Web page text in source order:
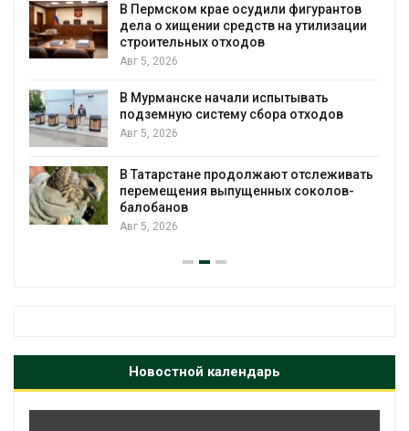
В Пермском крае осудили фигурантов
дела о хищении средств на утилизации
строительных отходов
Авг 5, 2026
В Мурманске начали испытывать
подземную систему сбора отходов
Авг 5, 2026
В Татарстане продолжают отслеживать
перемещения выпущенных соколов-
балобанов
Авг 5, 2026
Новостной календарь